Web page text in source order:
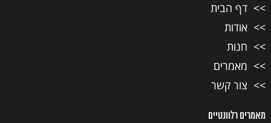
דף הבית
אודות
חנות
מאמרים
צור קשר
מאמרים רלוונטיים